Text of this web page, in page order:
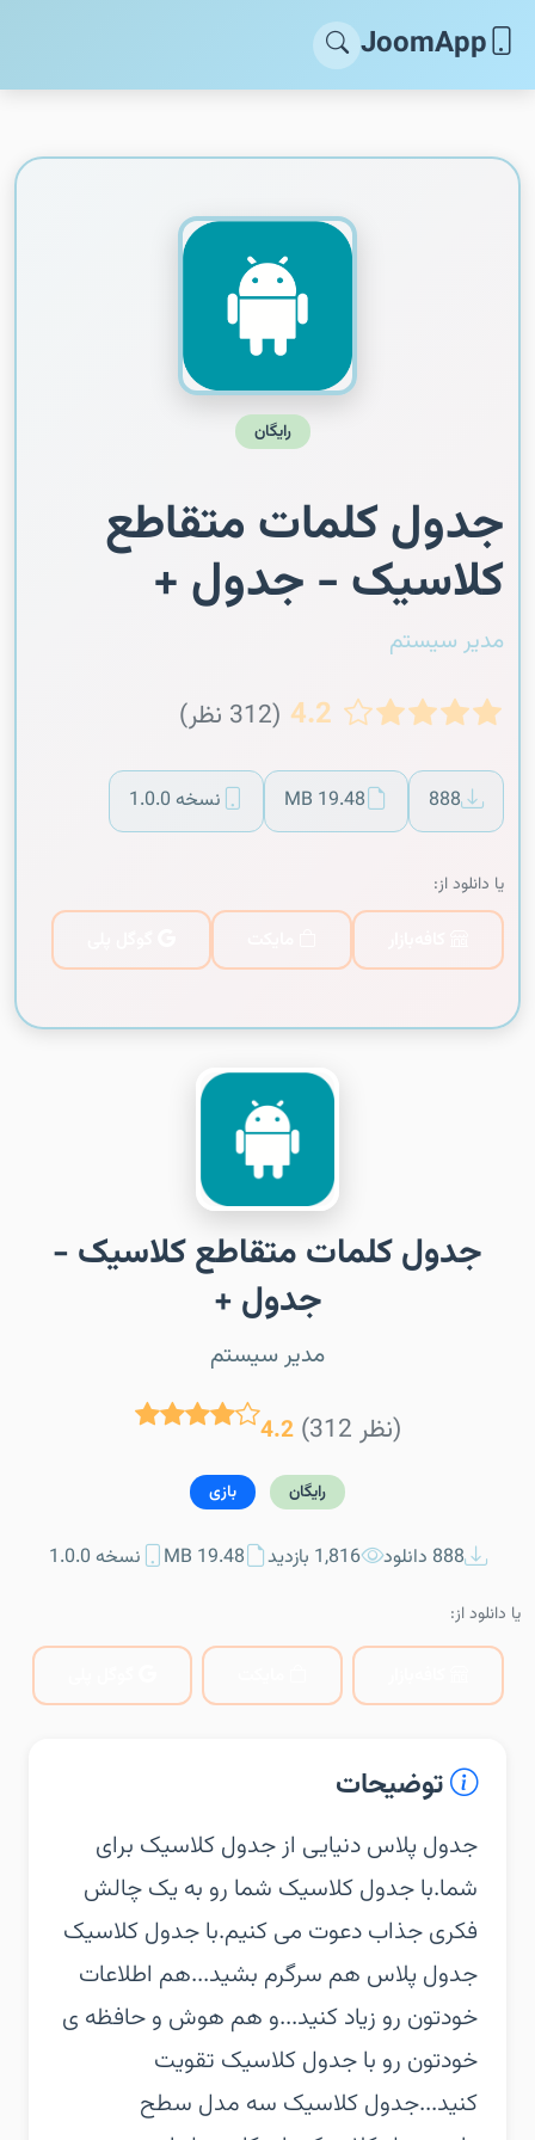
JoomApp
رایگان
جدول کلمات متقاطع
کلاسیک - جدول +
مدیر سیستم
4.2 (312 نظر)
888
19.48 MB نسخه 1.0.0
یا دانلود از:
جدول کلمات متقاطع کلاسیک -
جدول +
مدیر سیستم
4.2 (312 نظر)
رایگان بازی
888 دانلود 1,816 بازدید 19.48 MB نسخه 1.0.0
یا دانلود از:
توضیحات
‏‏جدول پلاس دنیایی از جدول کلاسیک برای
شما.‏با جدول کلاسیک شما رو به یک چالش
فکری جذاب دعوت می کنیم.‏با جدول کلاسیک
جدول پلاس هم سرگرم بشید...‏هم اطلاعات
خودتون رو زیاد کنید...‏و هم هوش و حافظه ی
خودتون رو با جدول کلاسیک تقویت
کنید...‏جدول کلاسیک سه مدل سطح